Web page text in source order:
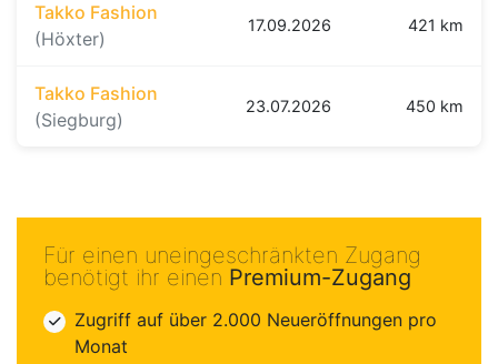
Takko Fashion
(Höxter)
17.09.2026 421 km
Takko Fashion
(Siegburg)
23.07.2026 450 km
Für einen uneingeschränkten Zugang
benötigt ihr einen Premium-Zugang
Zugriff auf über 2.000 Neueröffnungen pro
Monat